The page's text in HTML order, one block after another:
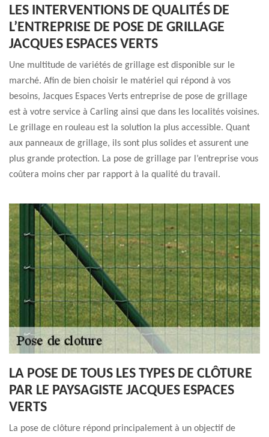
LES INTERVENTIONS DE QUALITÉS DE
L’ENTREPRISE DE POSE DE GRILLAGE
JACQUES ESPACES VERTS
Une multitude de variétés de grillage est disponible sur le
marché. Afin de bien choisir le matériel qui répond à vos
besoins, Jacques Espaces Verts entreprise de pose de grillage
est à votre service à Carling ainsi que dans les localités voisines.
Le grillage en rouleau est la solution la plus accessible. Quant
aux panneaux de grillage, ils sont plus solides et assurent une
plus grande protection. La pose de grillage par l’entreprise vous
coûtera moins cher par rapport à la qualité du travail.
LA POSE DE TOUS LES TYPES DE CLÔTURE
PAR LE PAYSAGISTE JACQUES ESPACES
VERTS
La pose de clôture répond principalement à un objectif de